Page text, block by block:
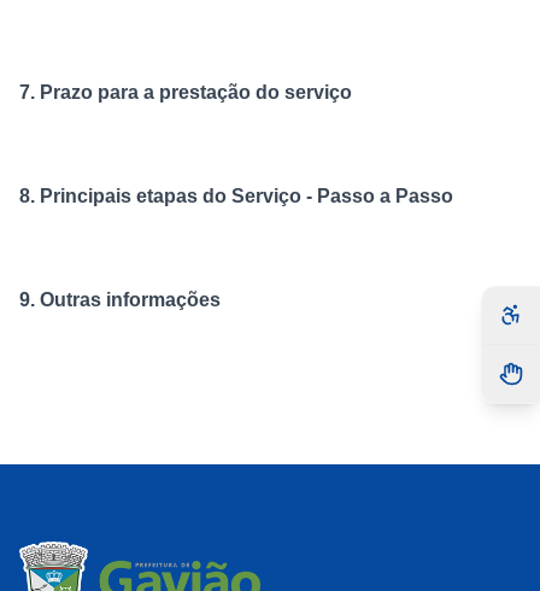
7. Prazo para a prestação do serviço
8. Principais etapas do Serviço - Passo a Passo
9. Outras informações